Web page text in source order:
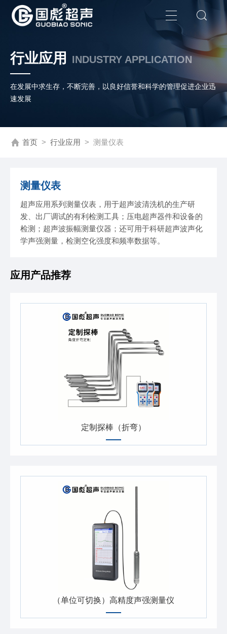
行业应用 INDUSTRY APPLICATION
在发展中求生存，不断完善，以良好信誉和科学的管理促进企业迅
速发展
首页 > 行业应用 > 测量仪表
测量仪表
超声应用系列测量仪表，用于超声波清洗机的生产研
发、出厂调试的有利检测工具；压电超声器件和设备的
检测；超声波振幅测量仪器；还可用于科研超声波声化
学声强测量，检测空化强度和频率数据等。
应用产品推荐
定制探棒（折弯）
（单位可切换）高精度声强测量仪